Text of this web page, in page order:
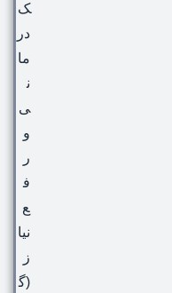
ک
در
ما
ن
ی
و
ر
ف
ع
نیا
ز
(گ